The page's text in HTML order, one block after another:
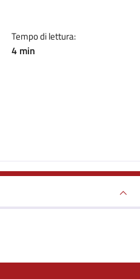
Tempo di lettura:
4 min